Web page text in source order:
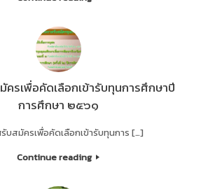
ครเพื่อคัดเลือกเข้ารับทุนการศึกษาปี
การศึกษา ๒๕๖๑
รับสมัครเพื่อคัดเลือกเข้ารับทุนการ […]
Continue reading